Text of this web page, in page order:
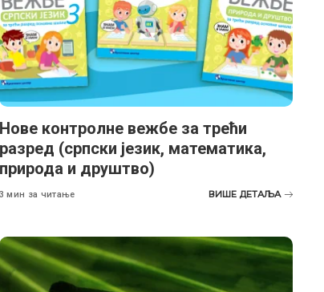
Нове контролне вежбе за трећи
разред (српски језик, математика,
природа и друштво)
3 мин за читање ВИШЕ ДЕТАЉА